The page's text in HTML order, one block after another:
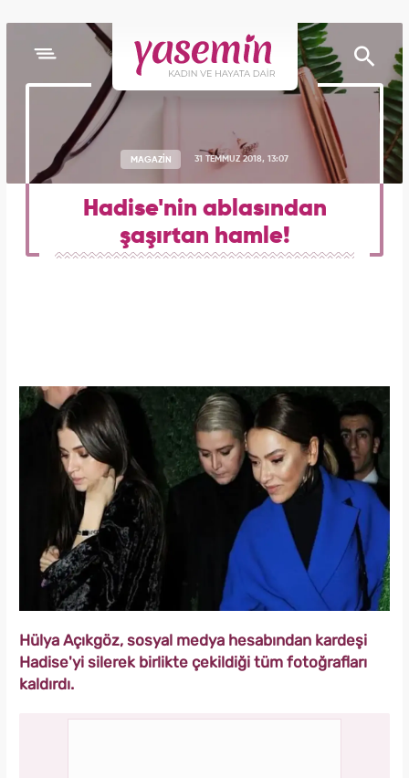
MAGAZİN 31 TEMMUZ 2018, 13:07
Hadise'nin ablasından
şaşırtan hamle!
Hülya Açıkgöz, sosyal medya hesabından kardeşi
Hadise'yi silerek birlikte çekildiği tüm fotoğrafları
kaldırdı.